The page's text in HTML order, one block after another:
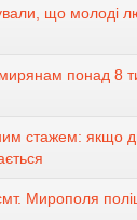
що молоді
понад 8
стажем: якщо
Мирополя